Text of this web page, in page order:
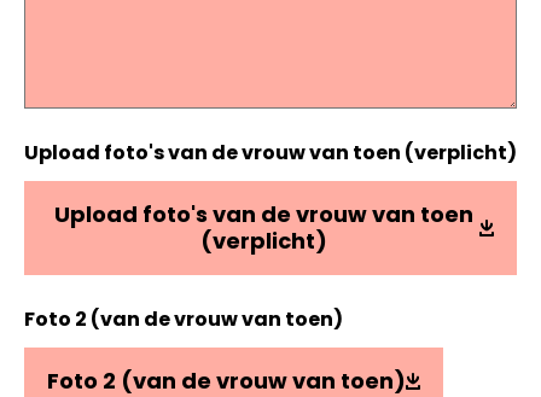
Upload foto's van de vrouw van toen (verplicht)
Upload foto's van de vrouw van toen
(verplicht)
Foto 2 (van de vrouw van toen)
Foto 2 (van de vrouw van toen)